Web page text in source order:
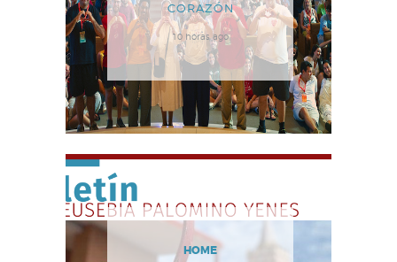
CORAZÓN
10 horas ago
HOME